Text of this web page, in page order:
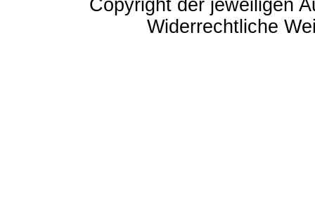
Copyright der jeweiligen
Widerrechtliche